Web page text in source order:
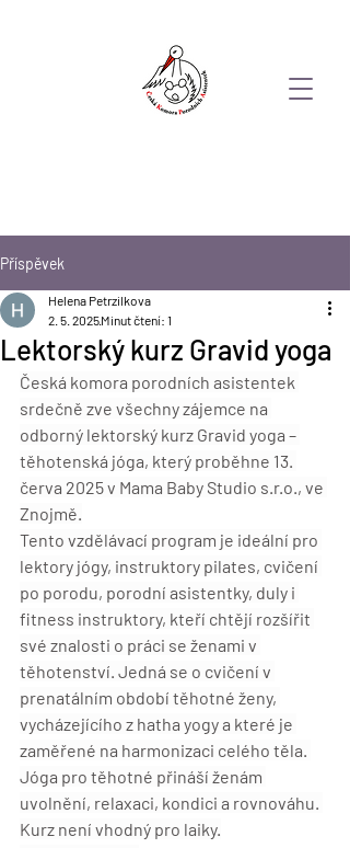
Příspěvek
Lektorský kurz Gravid yoga
Helena Petrzilkova
2. 5. 2025Minut čtení: 1
Česká komora porodních asistentek
srdečně zve všechny zájemce na
odborný lektorský kurz Gravid yoga –
těhotenská jóga, který proběhne 13.
červa 2025 v Mama Baby Studio s.r.o., ve
Znojmě.
Tento vzdělávací program je ideální pro
lektory jógy, instruktory pilates, cvičení
po porodu, porodní asistentky, duly i
fitness instruktory, kteří chtějí rozšířit
své znalosti o práci se ženami v
těhotenství. Jedná se o cvičení v
prenatálním období těhotné ženy,
vycházejícího z hatha yogy a které je
zaměřené na harmonizaci celého těla.
Jóga pro těhotné přináší ženám
uvolnění, relaxaci, kondici a rovnováhu.
Kurz není vhodný pro laiky.